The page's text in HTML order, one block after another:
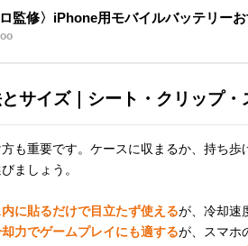
ロ監修〉iPhone用モバイルバッテリー
サイズ｜シート・クリップ
も重要です。ケースに収まるか、持ち
ましょう。
に貼るだけで目立たず使えるが、冷却速
力でゲームプレイにも適するが、スマホ